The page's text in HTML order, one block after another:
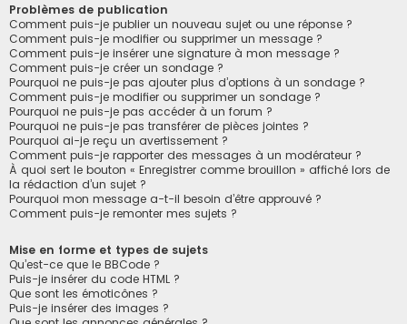
Problèmes de publication
Comment puis-je publier un nouveau sujet ou une réponse ?
Comment puis-je modifier ou supprimer un message ?
Comment puis-je insérer une signature à mon message ?
Comment puis-je créer un sondage ?
Pourquoi ne puis-je pas ajouter plus d’options à un sondage ?
Comment puis-je modifier ou supprimer un sondage ?
Pourquoi ne puis-je pas accéder à un forum ?
Pourquoi ne puis-je pas transférer de pièces jointes ?
Pourquoi ai-je reçu un avertissement ?
Comment puis-je rapporter des messages à un modérateur ?
À quoi sert le bouton « Enregistrer comme brouillon » affiché lors de
la rédaction d’un sujet ?
Pourquoi mon message a-t-il besoin d’être approuvé ?
Comment puis-je remonter mes sujets ?
Mise en forme et types de sujets
Qu’est-ce que le BBCode ?
Puis-je insérer du code HTML ?
Que sont les émoticônes ?
Puis-je insérer des images ?